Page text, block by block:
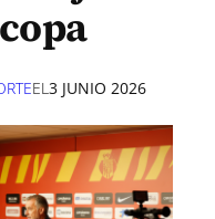
EL3 JUNIO 2026